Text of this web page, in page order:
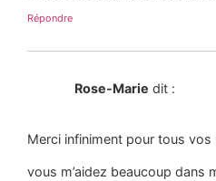
Répondre
Rose-Marie dit :
Merci infiniment pour tous vos
vous m’aidez beaucoup dans